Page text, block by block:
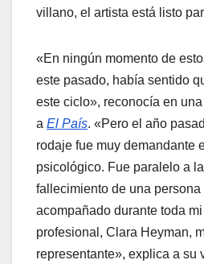
villano, el artista está listo
«En ningún momento de
este pasado, había sentido
este ciclo», reconocía en
a El País. «Pero el año
rodaje fue muy demandante
psicológico. Fue paralelo a
fallecimiento de una persona
acompañado durante toda
profesional, Clara Heyman,
representante», explica a su